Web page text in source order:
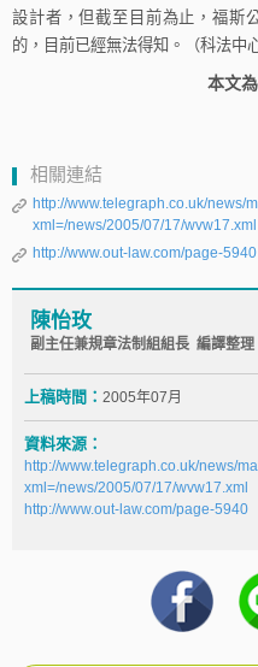
設計者，但截至目前為止，福斯
的，目前已經無法得知。（科法中
本文
相關連結
http://www.telegraph.co.uk/news/
xml=/news/2005/07/17/wvw17.xml
http://www.out-law.com/page-5940
陳怡玫
副主任兼規章法制組組長 編譯整理
上稿時間： 2005年07月
資料來源：
http://www.telegraph.co.uk/news/
xml=/news/2005/07/17/wvw17.xml
http://www.out-law.com/page-5940